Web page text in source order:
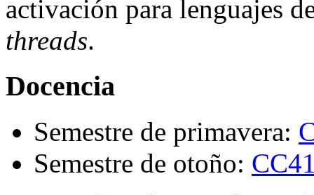
activación para lenguajes
threads.
Docencia
Semestre de primavera:
Semestre de otoño: